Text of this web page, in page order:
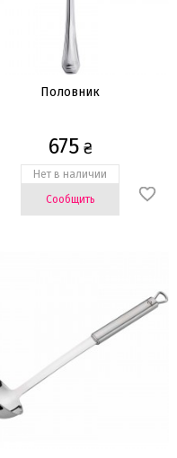
Половник
675₴
Нет в наличии
Сообщить